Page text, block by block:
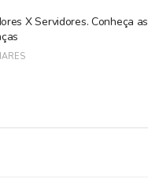
X Servidores. Conheça as